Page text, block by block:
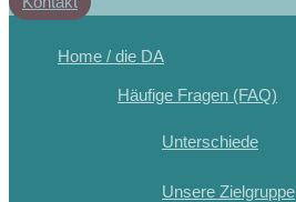
Home / die DA
Häufige Fragen (FAQ)
Unterschiede
Unsere Zielgruppe